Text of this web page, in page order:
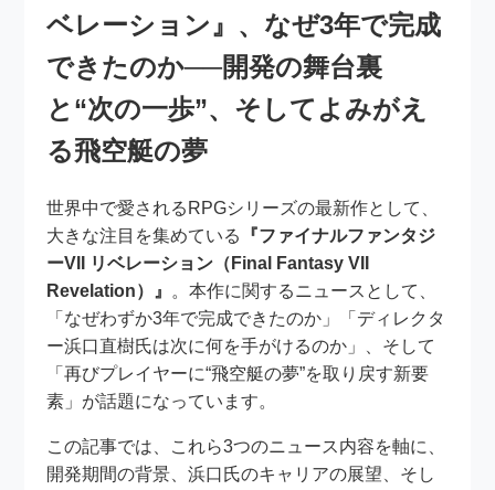
ベレーション』、なぜ3年で完成
できたのか──開発の舞台裏
と“次の一歩”、そしてよみがえ
る飛空艇の夢
世界中で愛されるRPGシリーズの最新作として、
大きな注目を集めている
『ファイナルファンタジ
ーVII リベレーション（Final Fantasy VII
Revelation）』 。本作に関するニュースとして、
「なぜわずか3年で完成できたのか」「ディレクタ
ー浜口直樹氏は次に何を手がけるのか」、そして
「再びプレイヤーに“飛空艇の夢”を取り戻す新要
素」が話題になっています。
この記事では、これら3つのニュース内容を軸に、
開発期間の背景、浜口氏のキャリアの展望、そし